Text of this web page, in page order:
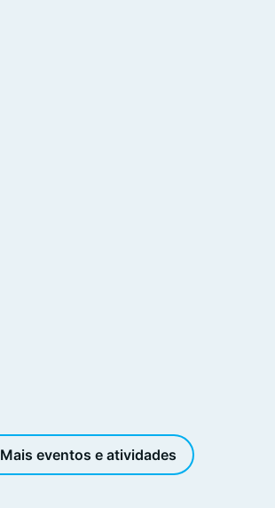
Mais eventos e atividades